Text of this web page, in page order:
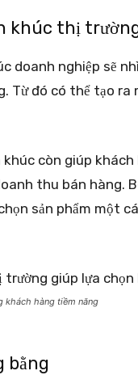
khúc thị
doanh nghiệp sẽ
Từ đó có thể tạo
còn giúp
thu bán hàng.
sản phẩm một
khách hàng tiềm năng
bằng